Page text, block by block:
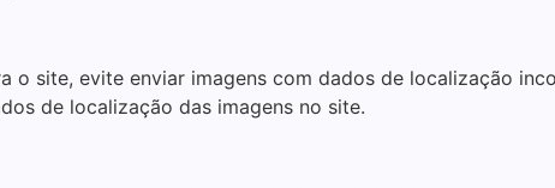
o site, evite enviar imagens com dados de localização
de localização das imagens no site.